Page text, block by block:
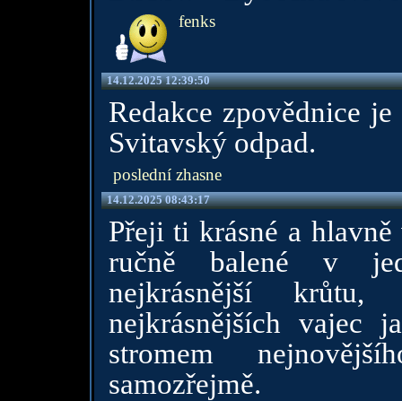
fenks
14.12.2025 12:39:50
Redakce zpovědnice
Svitavský odpad.
poslední zhasne
14.12.2025 08:43:17
Přeji ti krásné a
ručně balené v
nejkrásnější
nejkrásnějších vajec
stromem
samozřejmě.